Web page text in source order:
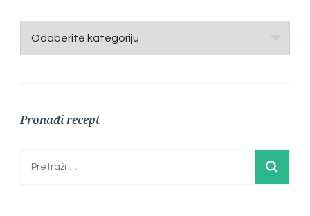
Kategorije
Pronađi recept
Pretraga: